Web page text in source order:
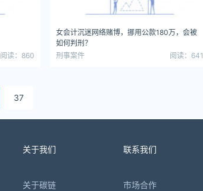
阅读：860
女会计沉迷网络赌博，挪用公款180万，会被
如何判刑？
刑事案件
阅读：641
37
关于我们
关于碳链
联系我们
市场合作